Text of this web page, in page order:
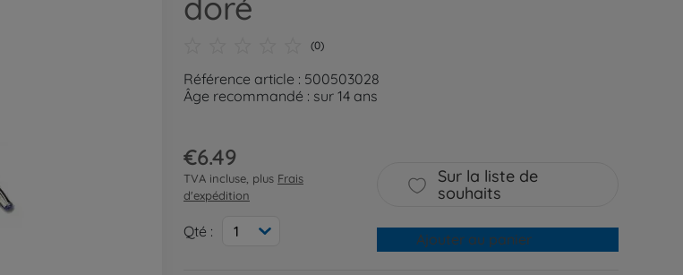
(0)
Référence article : 500503028
Âge recommandé : sur 14 ans
€6.49
TVA incluse, plus Frais
d'expédition
Qté : 1
Sur la liste de
souhaits
Ajouter au panier